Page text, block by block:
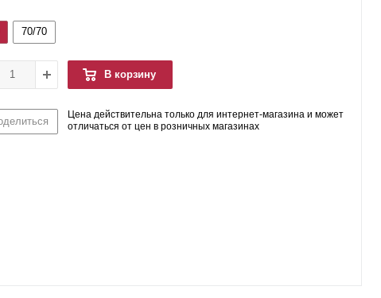
70/70
В корзину
Цена действительна только для интернет-магазина и может
отличаться от цен в розничных магазинах